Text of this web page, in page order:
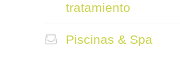
tratamiento
Piscinas & Spa